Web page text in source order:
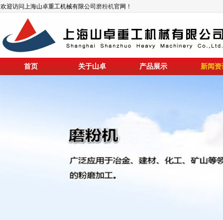
欢迎访问上海山卓重工机械有限公司 磨粉机官网！
首页 关于山卓 产品展示 新闻资